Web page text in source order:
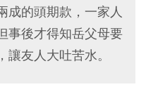
成的頭期款，一家人
事後才得知岳父母要
友人大吐苦水。